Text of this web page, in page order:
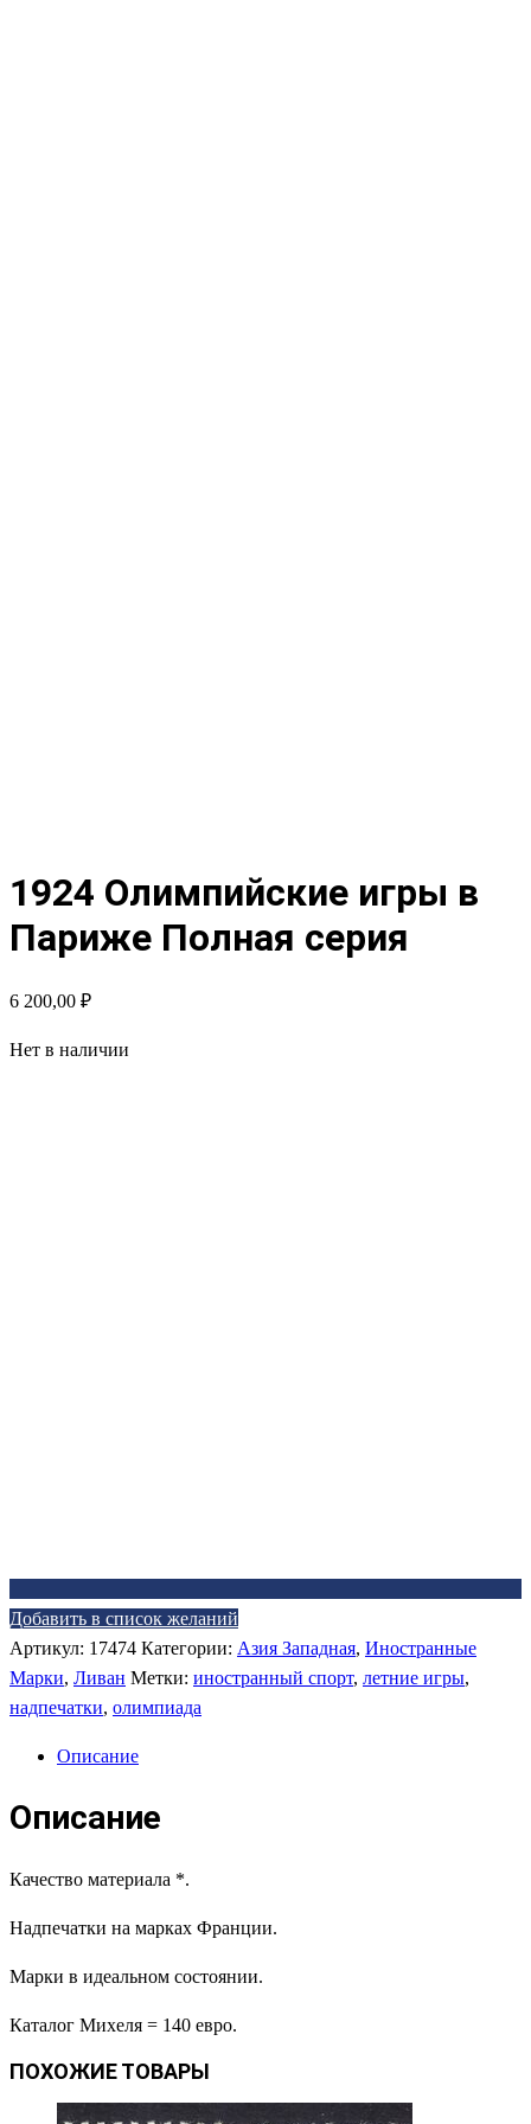
1924 Олимпийские игры в
Париже Полная серия
6 200,00 ₽
Нет в наличии
Добавить в список желаний
Артикул: 17474 Категории: Азия Западная, Иностранные
Марки, Ливан Метки: иностранный спорт, летние игры,
надпечатки, олимпиада
Описание
Описание
Качество материала *.
Надпечатки на марках Франции.
Марки в идеальном состоянии.
Каталог Михеля = 140 евро.
ПОХОЖИЕ ТОВАРЫ